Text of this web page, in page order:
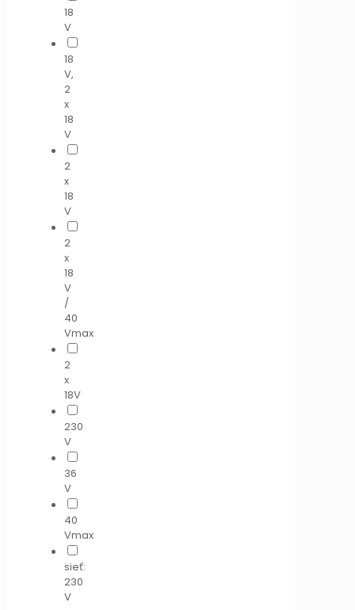
18
V
18
V,
2
x
18
V
2
x
18
V
2
x
18
V
/
40
Vmax
2
x
18V
230
V
36
V
40
Vmax
sieť:
230
V